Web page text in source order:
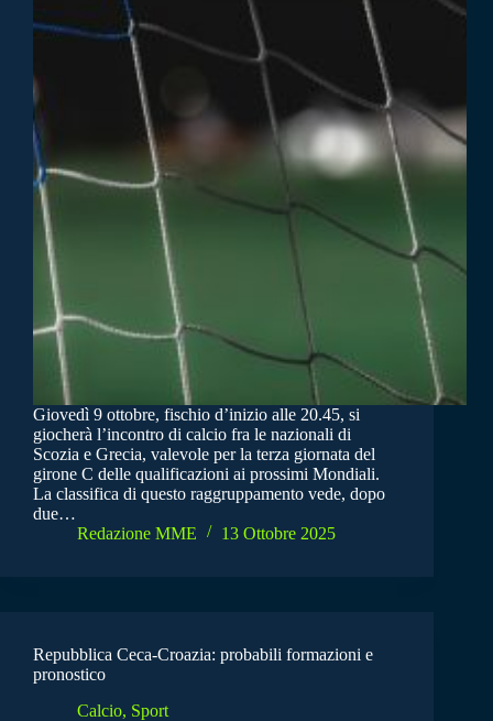
Giovedì 9 ottobre, fischio d’inizio alle 20.45, si
giocherà l’incontro di calcio fra le nazionali di
Scozia e Grecia, valevole per la terza giornata del
girone C delle qualificazioni ai prossimi Mondiali.
La classifica di questo raggruppamento vede, dopo
due…
Redazione MME
13 Ottobre 2025
Repubblica Ceca-Croazia: probabili formazioni e
pronostico
Calcio, Sport